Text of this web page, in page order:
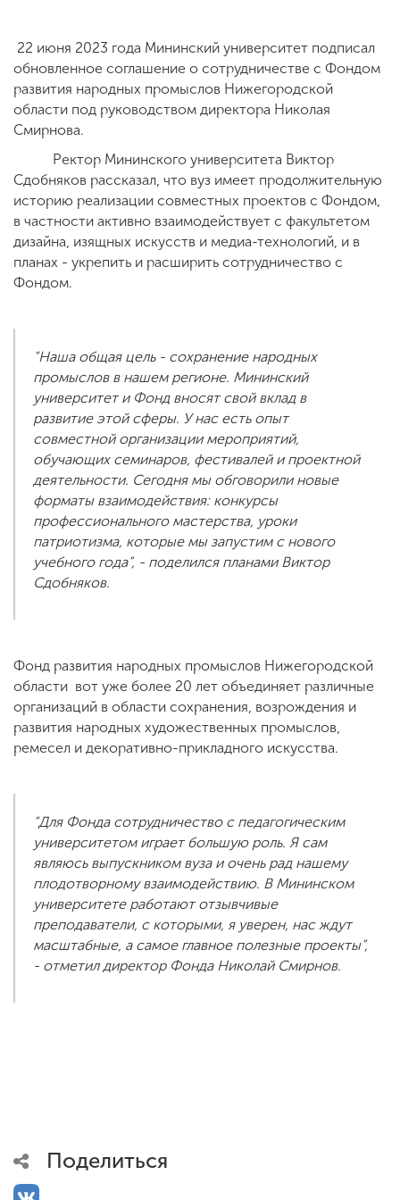
ENG SPN CHI
комиссия
+7 (831) 262-26-20
22 июня 2023 года Мининский университет подписал
обновленное соглашение о сотрудничестве с Фондом
развития народных промыслов Нижегородской
области под руководством директора Николая
Смирнова.
Ректор Мининского университета Виктор
Сдобняков рассказал, что вуз имеет продолжительную
историю реализации совместных проектов с Фондом,
в частности активно взаимодействует с факультетом
дизайна, изящных искусств и медиа-технологий, и в
планах - укрепить и расширить сотрудничество с
Фондом.
“Наша общая цель - сохранение народных
промыслов в нашем регионе. Мининский
университет и Фонд вносят свой вклад в
развитие этой сферы. У нас есть опыт
совместной организации мероприятий,
обучающих семинаров, фестивалей и проектной
деятельности. Сегодня мы обговорили новые
форматы взаимодействия: конкурсы
профессионального мастерства, уроки
патриотизма, которые мы запустим с нового
учебного года”, - поделился планами Виктор
Сдобняков.
Фонд развития народных промыслов Нижегородской
области вот уже более 20 лет объединяет различные
организаций в области сохранения, возрождения и
развития народных художественных промыслов,
ремесел и декоративно-прикладного искусства.
“Для Фонда сотрудничество с педагогическим
университетом играет большую роль. Я сам
являюсь выпускником вуза и очень рад нашему
плодотворному взаимодействию. В Мининском
университете работают отзывчивые
преподаватели, с которыми, я уверен, нас ждут
масштабные, а самое главное полезные проекты”,
- отметил директор Фонда Николай Смирнов.
Поделиться